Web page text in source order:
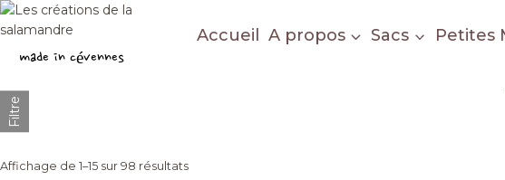
Aller
au
contenu
Les créations de la salamandre
made in cévennes
Accueil A propos Sacs Petites
Affichage de 1–15 sur 98 résultatsTrié
Filtre